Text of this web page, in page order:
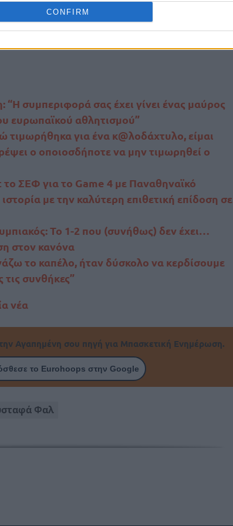
CONFIRM
“Η συμπεριφορά σας έχει γίνει ένας μαύρος
ευρωπαϊκού αθλητισμού”
τιμωρήθηκα για ένα κ@λοδάχτυλο, είμαι
ο οποιοσδήποτε να μην τιμωρηθεί ο
ΣΕΦ για το Game 4 με Παναθηναϊκό
με την καλύτερη επιθετική επίδοση σε
Το 1-2 που (συνήθως) δεν έχει…
στον κανόνα
το καπέλο, ήταν δύσκολο να κερδίσουμε
τις συνθήκες”
νέα
Αγαπημένη σου πηγή για Μπασκετική Ενημέρωση.
το Eurohoops στην Google
Φαλ